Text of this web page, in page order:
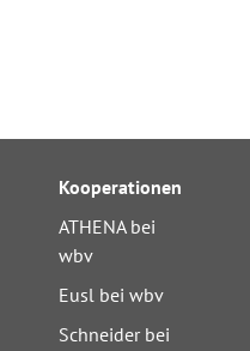
Kooperationen
ATHENA bei
wbv
Eusl bei wbv
Schneider bei